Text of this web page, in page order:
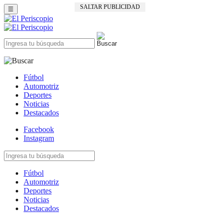
SALTAR PUBLICIDAD
☰
Fútbol
Automotriz
Deportes
Noticias
Destacados
Facebook
Instagram
Fútbol
Automotriz
Deportes
Noticias
Destacados